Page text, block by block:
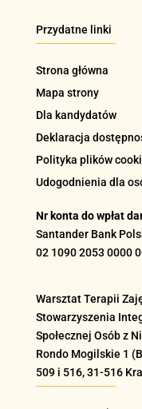
Przydatne linki
Strona główna
Mapa strony
Dla kandydatów
Deklaracja
Polityka plików
Udogodnienia dla
Nr konta do wpłat
Santander Bank
02 1090 2053 0000
Warsztat Terapii
Stowarzyszenia
Społecznej Osób z
Rondo Mogilskie 1
509 i 516, 31-516